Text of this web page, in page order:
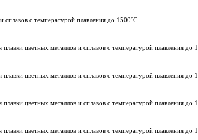
сплавов с температурой плавления до 1500°C.
цветных металлов и сплавов с температурой плавления
цветных металлов и сплавов с температурой плавления
цветных металлов и сплавов с температурой плавления
цветных металлов и сплавов с температурой плавления